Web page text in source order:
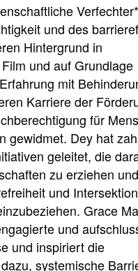
und des
Hintergrund in
und auf Grundlage
mit
Karriere der
für
gewidmet. Dey hat
geleitet, die
zu erziehen
und
Grace
und
und inspiriert die
systemische